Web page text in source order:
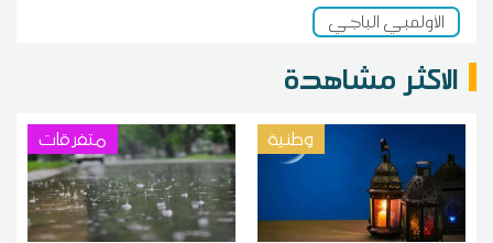
الأولمبي الباجي
الاكثر مشاهدة
وطنية متفرقات